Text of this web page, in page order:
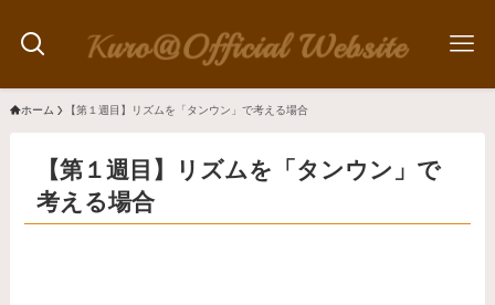
ホーム 【第１週目】リズムを「タンウン」で考える場合
【第１週目】リズムを「タンウン」で
考える場合